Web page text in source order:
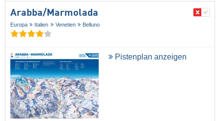
Arabba/​Marmolada
Europa Italien Venetien Belluno
Pistenplan anzeigen